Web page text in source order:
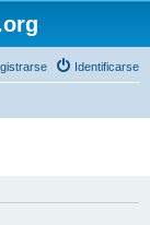
Identificarse